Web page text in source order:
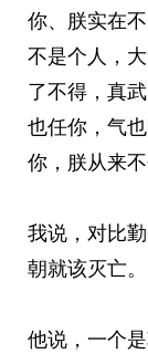
你、朕实在
不是个人，
了不得，真
也任你，气
你，朕从来
我说，对比
朝就该灭亡。
他说，一个